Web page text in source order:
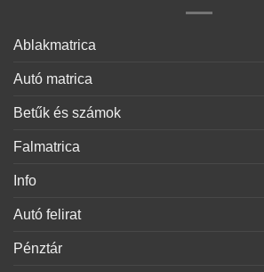
Ablakmatrica
Autó matrica
Betűk és számok
Falmatrica
Info
Autó felirat
Pénztár